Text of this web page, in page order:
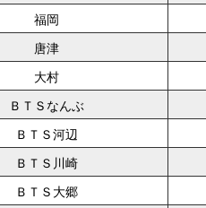
福岡
唐津
大村
ＢＴＳなんぶ
ＢＴＳ河辺
ＢＴＳ川崎
ＢＴＳ大郷